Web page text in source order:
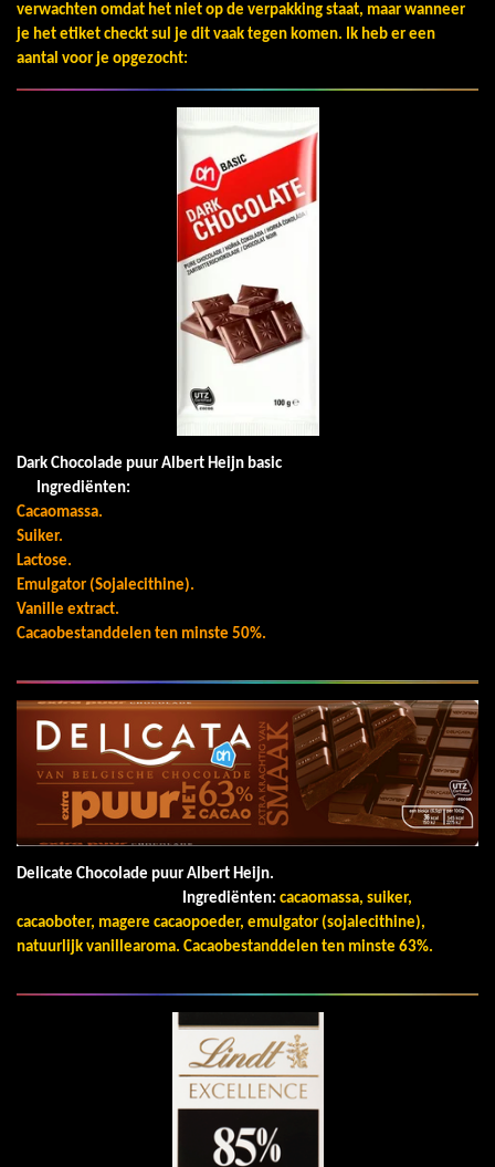
verwachten omdat het niet op de verpakking staat, maar wanneer
je het etiket checkt sul je dit vaak tegen komen. Ik heb er een
aantal voor je opgezocht:
Dark Chocolade puur Albert Heijn basic
Ingrediënten:
Cacaomassa.
Suiker.
Lactose.
Emulgator (Sojalecithine).
Vanille extract.
Cacaobestanddelen ten minste 50%.
Delicate Chocolade puur Albert Heijn.
Ingrediënten: cacaomassa, suiker,
cacaoboter, magere cacaopoeder, emulgator (sojalecithine),
natuurlijk vanillearoma. Cacaobestanddelen ten minste 63%.